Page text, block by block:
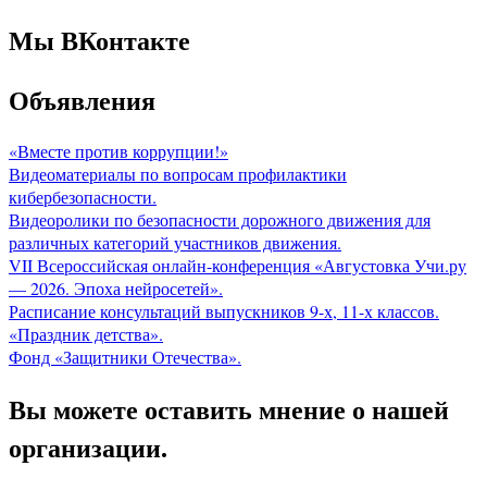
Мы ВКонтакте
Объявления
«Вместе против коррупции!»
Видеоматериалы по вопросам профилактики
кибербезопасности.
Видеоролики по безопасности дорожного движения для
различных категорий участников движения.
VII Всероссийская онлайн-конференция «Августовка Учи.ру
— 2026. Эпоха нейросетей».
Расписание консультаций выпускников 9-х, 11-х классов.
«Праздник детства».
Фонд «Защитники Отечества».
Вы можете оставить мнение о нашей
организации.